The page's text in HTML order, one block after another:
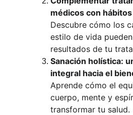
médicos con
Descubre cómo los
estilo de vida
resultados de tu
Sanación holística:
integral hacia el
Aprende cómo el
cuerpo, mente y
transformar tu salud.